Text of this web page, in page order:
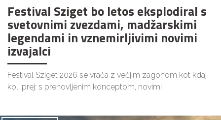
Festival Sziget bo letos eksplodiral s
svetovnimi zvezdami, madžarskimi
legendami in vznemirljivimi novimi
izvajalci
Festival Sziget 2026 se vrača z večjim zagonom kot kdaj
koli prej: s prenovljenim konceptom, novimi